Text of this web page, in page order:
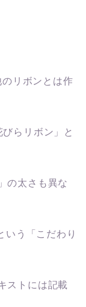
リボンとは作
らリボン」と
の太さも異な
いう「こだわり
ストには記載